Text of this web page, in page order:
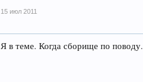
15 июл 2011
Я в теме. Когда сборище по